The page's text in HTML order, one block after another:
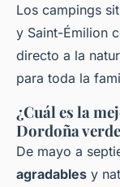
Los campings
y Saint-Émilion
directo a la
para toda la
¿Cuál es la
Dordoña
De mayo a
agradables y